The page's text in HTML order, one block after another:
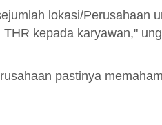
lokasi/Perusahaan
kepada karyawan,"
pastinya